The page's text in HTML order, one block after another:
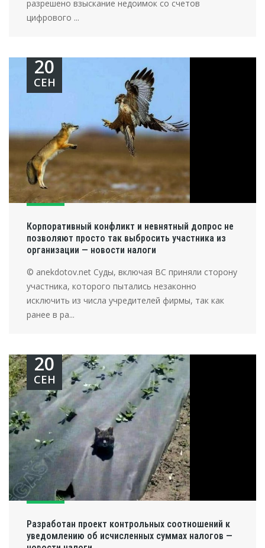
разрешено взыскание недоимок со счетов
цифрового ...
Корпоративный конфликт и невнятный допрос не
позволяют просто так выбросить участника из
организации — новости налоги
20
СЕН
© anekdotov.net Суды, включая ВС приняли сторону
участника, которого пытались незаконно
исключить из числа учредителей фирмы, так как
ранее в ра...
Разработан проект контрольных соотношений к
уведомлению об исчисленных суммах налогов —
20
СЕН